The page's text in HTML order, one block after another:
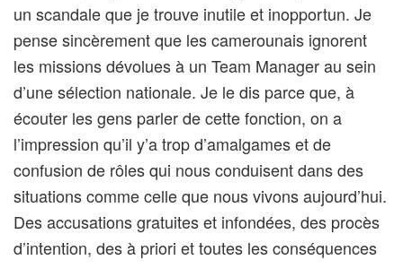
un scandale que je trouve inutile et inopportun. Je
pense sincèrement que les camerounais ignorent
les missions dévolues à un Team Manager au sein
d’une sélection nationale. Je le dis parce que, à
écouter les gens parler de cette fonction, on a
l’impression qu’il y’a trop d’amalgames et de
confusion de rôles qui nous conduisent dans des
situations comme celle que nous vivons aujourd’hui.
Des accusations gratuites et infondées, des procès
d’intention, des à priori et toutes les conséquences